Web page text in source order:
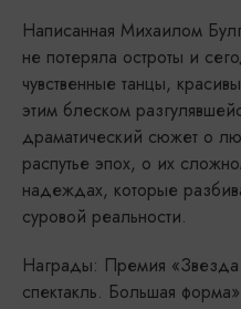
Написанная Михаилом
не потеряла остроты и
чувственные танцы,
этим блеском
драматический сюжет о
распутье эпох, о их
надеждах, которые
суровой реальности.
Награды: Премия «Звезда
спектакль. Большая